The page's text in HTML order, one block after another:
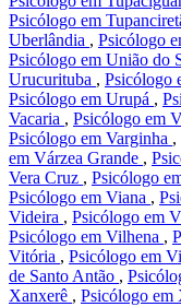
Psicólogo em
Uberlândia , Psicólogo
Psicólogo em União do
Urucurituba , Psicólogo
Psicólogo em Urupá ,
Vacaria , Psicólogo em
Psicólogo em Varginha ,
em Várzea Grande ,
Vera Cruz , Psicólogo
Psicólogo em Viana ,
Videira , Psicólogo em
Psicólogo em Vilhena ,
Vitória , Psicólogo em
de Santo Antão ,
Xanxerê , Psicólogo em